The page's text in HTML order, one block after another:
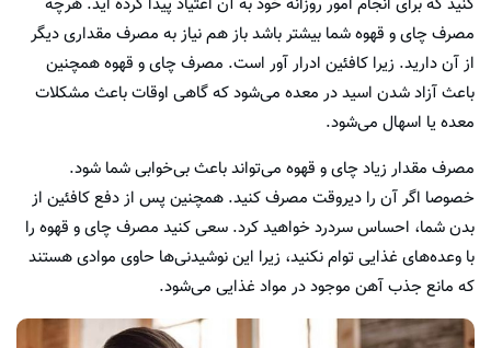
مصرف چای و قهوه شما بیشتر باشد باز هم نیاز به مصرف مقداری دیگر
از آن دارید. زیرا کافئین ادرار آور است. مصرف چای و قهوه همچنین
باعث آزاد شدن اسید در معده می‌شود که گاهی اوقات باعث مشکلات
معده یا اسهال می‌شود.
مصرف مقدار زیاد چای و قهوه می‌تواند باعث بی‌خوابی شما شود.
خصوصا اگر آن را دیروقت مصرف کنید. همچنین پس از دفع کافئین از
بدن شما، احساس سردرد خواهید کرد. سعی کنید مصرف چای و قهوه را
با وعده‌های غذایی توام نکنید، زیرا این نوشیدنی‌ها حاوی موادی هستند
که مانع جذب آهن موجود در مواد غذایی می‌شود.